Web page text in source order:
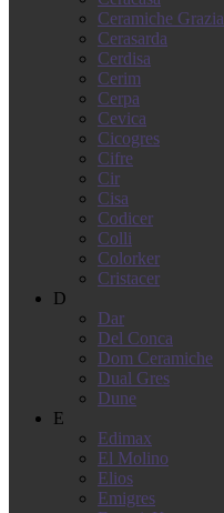
Ceramiche Grazia
Cerasarda
Cerdisa
Cerim
Cerpa
Cevica
Cicogres
Cifre
Cir
Cisa
Codicer
Colli
Colorker
Cristacer
D
Dar
Del Conca
Dom Ceramiche
Dual Gres
Dune
E
Edimax
El Molino
Elios
Emigres